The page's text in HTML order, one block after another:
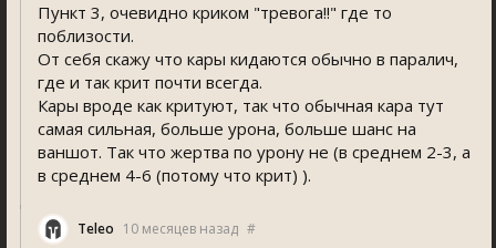
Пункт 3, очевидно криком "тревога!!" где то
поблизости.
От себя скажу что кары кидаются обычно в паралич,
где и так крит почти всегда.
Кары вроде как критуют, так что обычная кара тут
самая сильная, больше урона, больше шанс на
ваншот. Так что жертва по урону не (в среднем 2-3, а
в среднем 4-6 (потому что крит) ).
Teleo 10 месяцев назад #